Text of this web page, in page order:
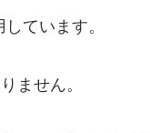
ています。
ません。